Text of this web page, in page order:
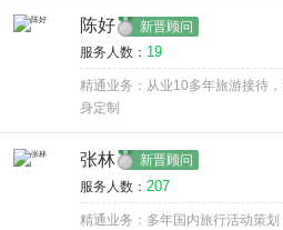
陈好 新晋顾问
服务人数： 19
精通业务：从业10多年旅游接待
身定制
张林 新晋顾问
服务人数： 207
精通业务：多年国内旅行活动策